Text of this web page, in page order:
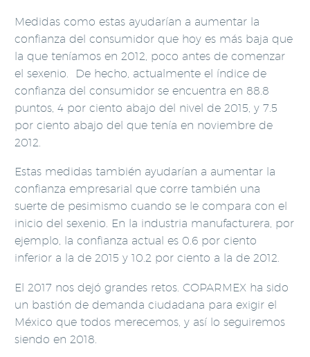
Medidas como estas ayudarían a aumentar la
confianza del consumidor que hoy es más baja que
la que teníamos en 2012, poco antes de comenzar
el sexenio. De hecho, actualmente el índice de
confianza del consumidor se encuentra en 88.8
puntos, 4 por ciento abajo del nivel de 2015, y 7.5
por ciento abajo del que tenía en noviembre de
2012.
Estas medidas también ayudarían a aumentar la
confianza empresarial que corre también una
suerte de pesimismo cuando se le compara con el
inicio del sexenio. En la industria manufacturera, por
ejemplo, la confianza actual es 0.6 por ciento
inferior a la de 2015 y 10.2 por ciento a la de 2012.
El 2017 nos dejó grandes retos. COPARMEX ha sido
un bastión de demanda ciudadana para exigir el
México que todos merecemos, y así lo seguiremos
siendo en 2018.